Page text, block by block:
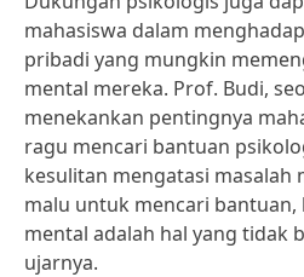
mahasiswa dalam
pribadi yang mungkin
mental mereka. Prof. Budi,
menekankan pentingnya
ragu mencari bantuan
kesulitan mengatasi masalah
malu untuk mencari bantuan,
mental adalah hal yang tidak
ujarnya.